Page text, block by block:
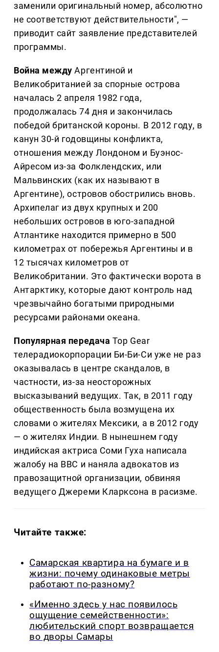
заменили оригинальный номер, абсолютно
не соответствуют действительности", —
приводит сайт заявление представителей
программы.
Война междуАргентиной и
Великобританией за спорные острова
началась 2 апреля 1982 года,
продолжалась 74 дня и закончилась
победой британской короны. В 2012 году, в
канун 30-й годовщины конфликта,
отношения между Лондоном и Буэнос-
Айресом из-за Фолклендских, или
Мальвинских (как их называют в
Аргентине), островов обострились вновь.
Архипелаг из двух крупных и 200
небольших островов в юго-западной
Атлантике находится примерно в 500
километрах от побережья Аргентины и в
12 тысячах километров от
Великобритании. Это фактически ворота в
Антарктику, которые дают контроль над
чрезвычайно богатыми природными
ресурсами районами океана.
Популярная передача Top Gear
телерадиокорпорации Би-Би-Си уже не раз
оказывалась в центре скандалов, в
частности, из-за неосторожных
высказываний ведущих. Так, в 2011 году
общественность была возмущена их
словами о жителях Мексики, а в 2012 году
— о жителях Индии. В нынешнем году
индийская актриса Соми Гуха написала
жалобу на BBC и наняла адвокатов из
правозащитной организации, обвиняя
ведущего Джереми Кларксона в расизме.
Читайте также:
Самарская квартира на бумаге и в
жизни: почему одинаковые метры
работают по-разному?
«Именно здесь у нас появилось
ощущение семейственности»:
любительский спорт возвращается
во дворы Самары